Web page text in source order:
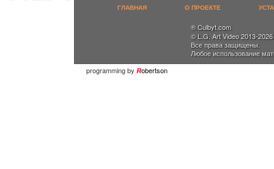
ГЛАВНАЯ О ПРОЕКТЕ
® Culbyt.com
© L.G. Art Video 2013-2026
Все права защищены.
Любое использование
programming by Robertson